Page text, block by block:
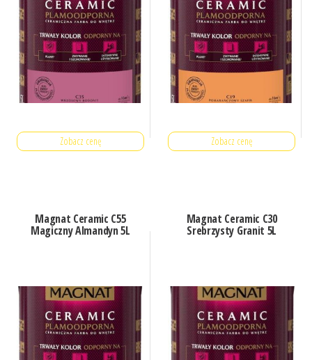
Zobacz cenę Zobacz cenę
Magnat Ceramic C55
Magiczny Almandyn 5L
Magnat Ceramic C30
Srebrzysty Granit 5L